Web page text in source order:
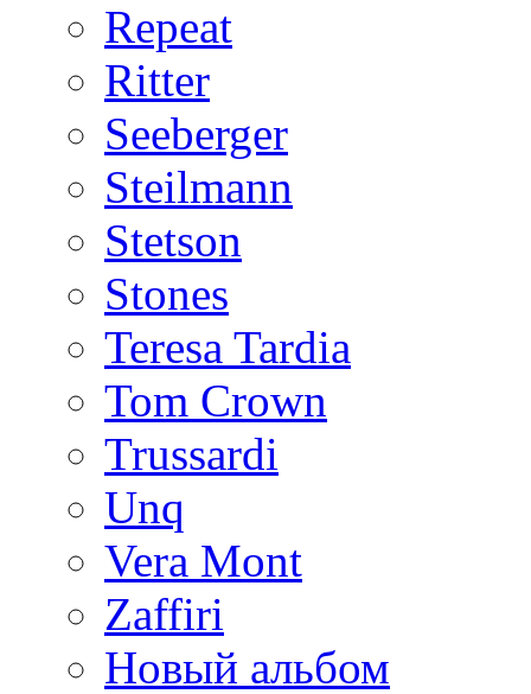
Repeat
Ritter
Seeberger
Steilmann
Stetson
Stones
Teresa Tardia
Tom Crown
Trussardi
Unq
Vera Mont
Zaffiri
Новый альбом